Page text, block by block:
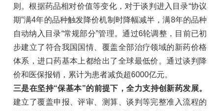
则。根据药品相对价值等变化，对于谈判进入目录“协议
期”满4年的品种触发降价机制时降幅减半，满8年的品种
自动纳入目录“常规部分”管理。通过6轮调整，目前已初
步建立了符合我国国情、覆盖全部治疗领域的新药价格
体系，进口药基本上都给出了全球最低价。通过谈判降
价和医保报销，累计为患者减负超6000亿元。
三是在坚持“保基本”的前提下，全力支持创新药发展。
建立了覆盖申报、评审、测算、谈判等完整准入流程的